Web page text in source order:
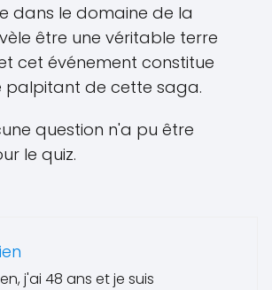
dans le domaine de la
être une véritable terre
cet événement constitue
palpitant de cette saga.
question n'a pu être
le quiz.
j'ai 48 ans et je suis